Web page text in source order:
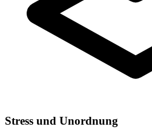
Stress und Unordnung